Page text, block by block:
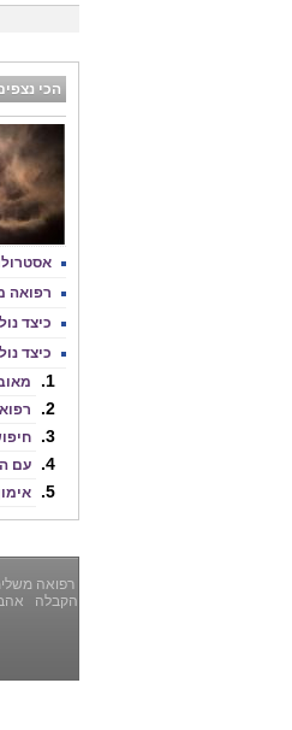
הכי
רפואה
כיצד
כיצד
עם
רפואה
הקבלה